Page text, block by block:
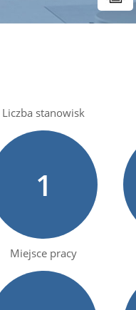
Liczba stanowisk
1
Miejsce pracy